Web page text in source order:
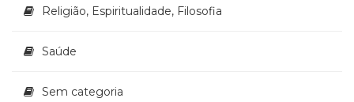
Religião, Espiritualidade, Filosofia
Saúde
Sem categoria